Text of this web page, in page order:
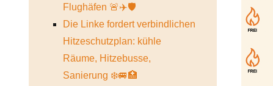
Flughäfen 🚨✈️🛡️
Die Linke fordert verbindlichen
Hitzeschutzplan: kühle
Räume, Hitzebusse,
Sanierung ❄️🚐🏥